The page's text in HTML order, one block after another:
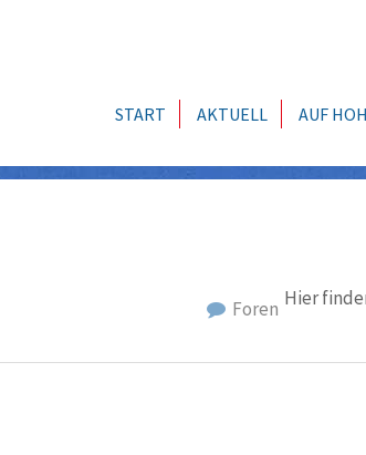
START AKTUELL AUF
Hier
Foren